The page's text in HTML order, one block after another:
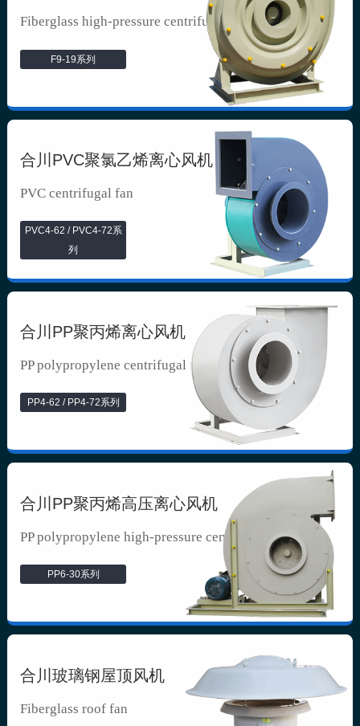
Fiberglass high-pressure centrifuga...
F9-19系列
合川PVC聚氯乙烯离心风机
PVC centrifugal fan
PVC4-62 / PVC4-72系
列
合川PP聚丙烯离心风机
PP polypropylene centrifugal fan
PP4-62 / PP4-72系列
合川PP聚丙烯高压离心风机
PP polypropylene high-pressure cen...
PP6-30系列
合川玻璃钢屋顶风机
Fiberglass roof fan